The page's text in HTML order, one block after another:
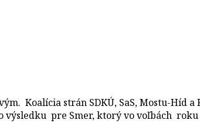
Koalícia strán SDKÚ, SaS, Mostu-Híd
pre Smer, ktorý vo voľbách